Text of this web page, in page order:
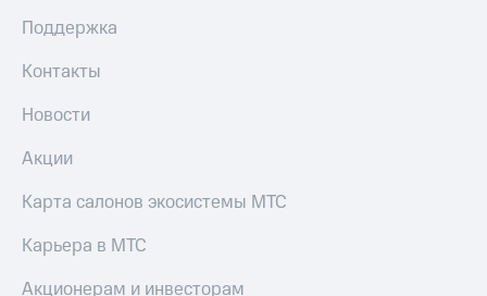
Поддержка
Контакты
Новости
Акции
Карта салонов экосистемы МТС
Карьера в МТС
Акционерам и инвесторам